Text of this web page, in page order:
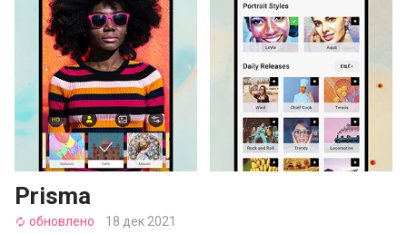
Prisma
autorenew обновлено
18 дек 2021